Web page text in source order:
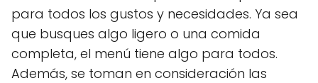
para todos los gustos y necesidades. Ya sea
que busques algo ligero o una comida
completa, el menú tiene algo para todos.
Además, se toman en consideración las